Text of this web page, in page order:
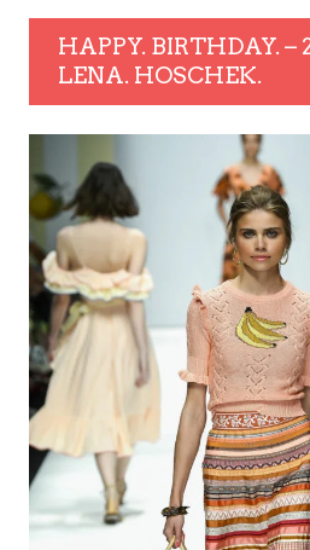
HAPPY. BIRTHDAY. –
LENA. HOSCHEK.